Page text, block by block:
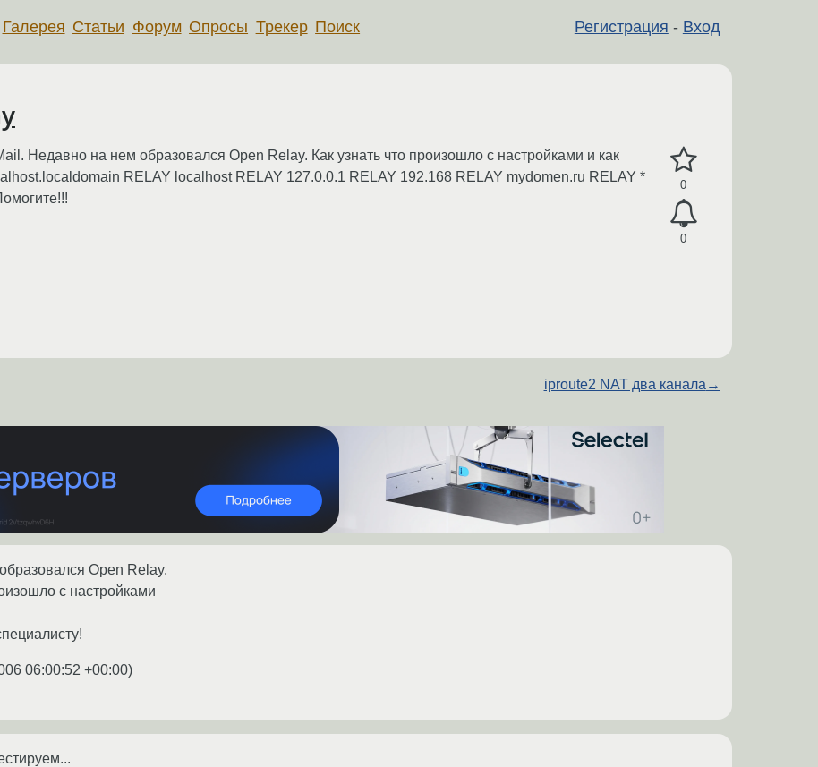
Регистрация - Вход
Галерея Статьи Форум Опросы Трекер Поиск
0
0
Недавно на нем образовался Open Relay. Как узнать что произошло с настройками и как
RELAY localhost RELAY 127.0.0.1 RELAY 192.168 RELAY mydomen.ru RELAY *
iproute2 NAT два канала →
Open Relay.
с настройками
06:00:52 +00:00)